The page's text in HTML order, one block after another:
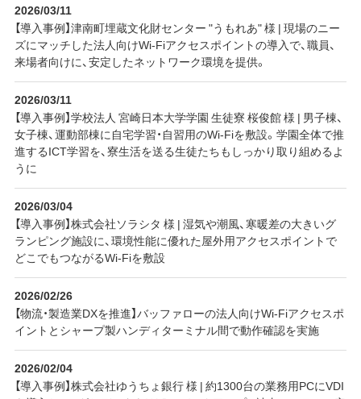
2026/03/11
【導入事例】津南町埋蔵文化財センター "うもれあ" 様 | 現場のニー
ズにマッチした法人向けWi-Fiアクセスポイントの導入で、職員、
来場者向けに、安定したネットワーク環境を提供。
2026/03/11
【導入事例】学校法人 宮崎日本大学学園 生徒寮 桜俊館 様 | 男子棟、
女子棟、運動部棟に自宅学習・自習用のWi-Fiを敷設。学園全体で推
進するICT学習を、寮生活を送る生徒たちもしっかり取り組めるよ
うに
2026/03/04
【導入事例】株式会社ソラシタ 様 | 湿気や潮風、寒暖差の大きいグ
ランピング施設に、環境性能に優れた屋外用アクセスポイントで
どこでもつながるWi-Fiを敷設
2026/02/26
【物流・製造業DXを推進】バッファローの法人向けWi-Fiアクセスポ
イントとシャープ製ハンディターミナル間で動作確認を実施
2026/02/04
【導入事例】株式会社ゆうちょ銀行 様 | 約1300台の業務用PCにVDI